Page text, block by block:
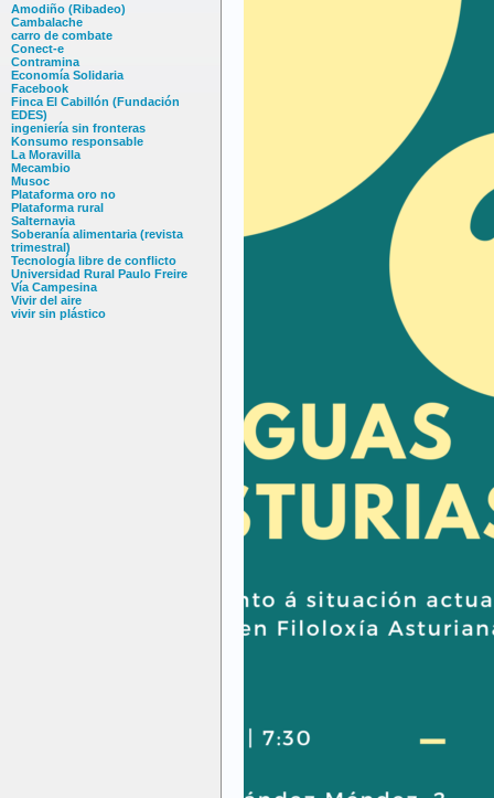
Amodiño (Ribadeo)
Cambalache
carro de combate
Conect-e
Contramina
Economía Solidaria
Facebook
Finca El Cabillón (Fundación
EDES)
ingeniería sin fronteras
Konsumo responsable
La Moravilla
Mecambio
Musoc
Plataforma oro no
Plataforma rural
Salternavia
Soberanía alimentaria (revista
trimestral)
Tecnología libre de conflicto
Universidad Rural Paulo Freire
Vía Campesina
Vivir del aire
vivir sin plástico